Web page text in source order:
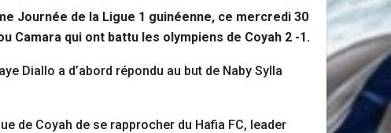
Journée de la Ligue 1 guinéenne, ce mercredi 30
Camara qui ont battu les olympiens de Coyah 2 -1.
Diallo a d’abord répondu au but de Naby Sylla
de Coyah de se rapprocher du Hafia FC, leader